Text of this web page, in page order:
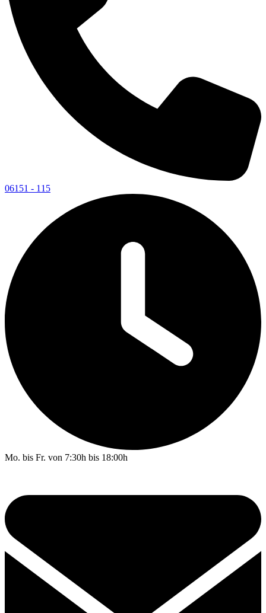
06151 - 115
Mo. bis Fr. von 7:30h bis 18:00h